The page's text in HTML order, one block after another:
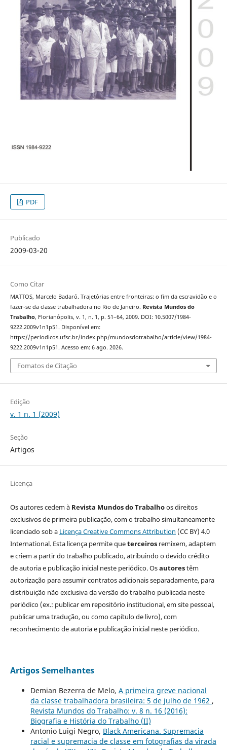
PDF
Publicado
2009-03-20
Como Citar
MATTOS, Marcelo Badaró. Trajetórias entre fronteiras: o fim da escravidão e o
fazer-se da classe trabalhadora no Rio de Janeiro. Revista Mundos do
Trabalho, Florianópolis, v. 1, n. 1, p. 51–64, 2009. DOI: 10.5007/1984-
9222.2009v1n1p51. Disponível em:
https://periodicos.ufsc.br/index.php/mundosdotrabalho/article/view/1984-
9222.2009v1n1p51. Acesso em: 6 ago. 2026.
Fomatos de Citação
Edição
v. 1 n. 1 (2009)
Seção
Artigos
Licença
Os autores cedem à Revista Mundos do Trabalhoos direitos
exclusivos de primeira publicação, com o trabalho simultaneamente
licenciado sob a Licença Creative Commons Attribution (CC BY) 4.0
International. Esta licença permite queterceirosremixem, adaptem
e criem a partir do trabalho publicado, atribuindo o devido crédito
de autoria e publicação inicial neste periódico. Osautorestêm
autorização para assumir contratos adicionais separadamente, para
distribuição não exclusiva da versão do trabalho publicada neste
periódico (ex.: publicar em repositório institucional, em site pessoal,
publicar uma tradução, ou como capítulo de livro), com
reconhecimento de autoria e publicação inicial neste periódico.
Artigos Semelhantes
Demian Bezerra de Melo, A primeira greve nacional
da classe trabalhadora brasileira: 5 de julho de 1962 ,
Revista Mundos do Trabalho: v. 8 n. 16 (2016):
Biografia e História do Trabalho (II)
Antonio Luigi Negro, Black Americana. Supremacia
racial e supremacia de classe em fotografias da virada